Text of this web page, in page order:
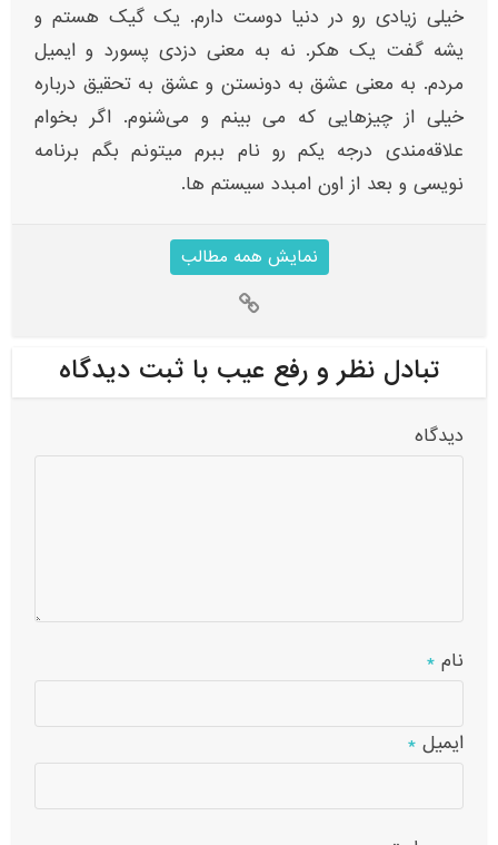
خیلی زیادی رو در دنیا دوست دارم. یک گیک هستم و
یشه گفت یک هکر. نه به معنی دزدی پسورد و ایمیل
مردم. به معنی عشق به دونستن و عشق به تحقیق درباره
خیلی از چیزهایی که می بینم و می‌شنوم. اگر بخوام
علاقه‌مندی‌ درجه یکم رو نام ببرم میتونم بگم برنامه
نویسی و بعد از اون امبدد سیستم ها.
نمایش همه مطالب
تبادل نظر و رفع عیب با ثبت دیدگاه
دیدگاه
نام*
ایمیل*